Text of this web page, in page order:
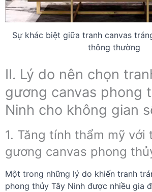
Sự khác biệt giữa tranh canvas
thông thường
II. Lý do nên chọn
gương canvas phong
Ninh cho không gian
1. Tăng tính thẩm mỹ với
gương canvas phong
Một trong những lý do khiến tranh
phong thủy Tây Ninh được nhiều gia